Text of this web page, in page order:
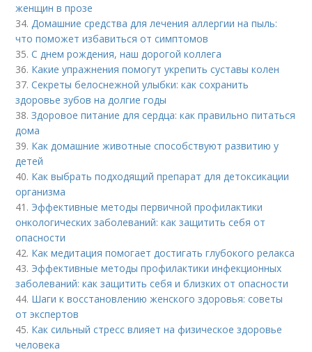
женщин в прозе
34. Домашние средства для лечения аллергии на пыль:
что поможет избавиться от симптомов
35.С днем рождения, наш дорогой коллега
36. Какие упражнения помогут укрепить суставы колен
37.Секреты белоснежной улыбки: как сохранить
здоровье зубов на долгие годы
38.Здоровое питание для сердца: как правильно питаться
дома
39. Как домашние животные способствуют развитию у
детей
40. Как выбрать подходящий препарат для детоксикации
организма
41. Эффективные методы первичной профилактики
онкологических заболеваний: как защитить себя от
опасности
42. Как медитация помогает достигать глубокого релакса
43. Эффективные методы профилактики инфекционных
заболеваний: как защитить себя и близких от опасности
44. Шаги к восстановлению женского здоровья: советы
от экспертов
45. Как сильный стресс влияет на физическое здоровье
человека